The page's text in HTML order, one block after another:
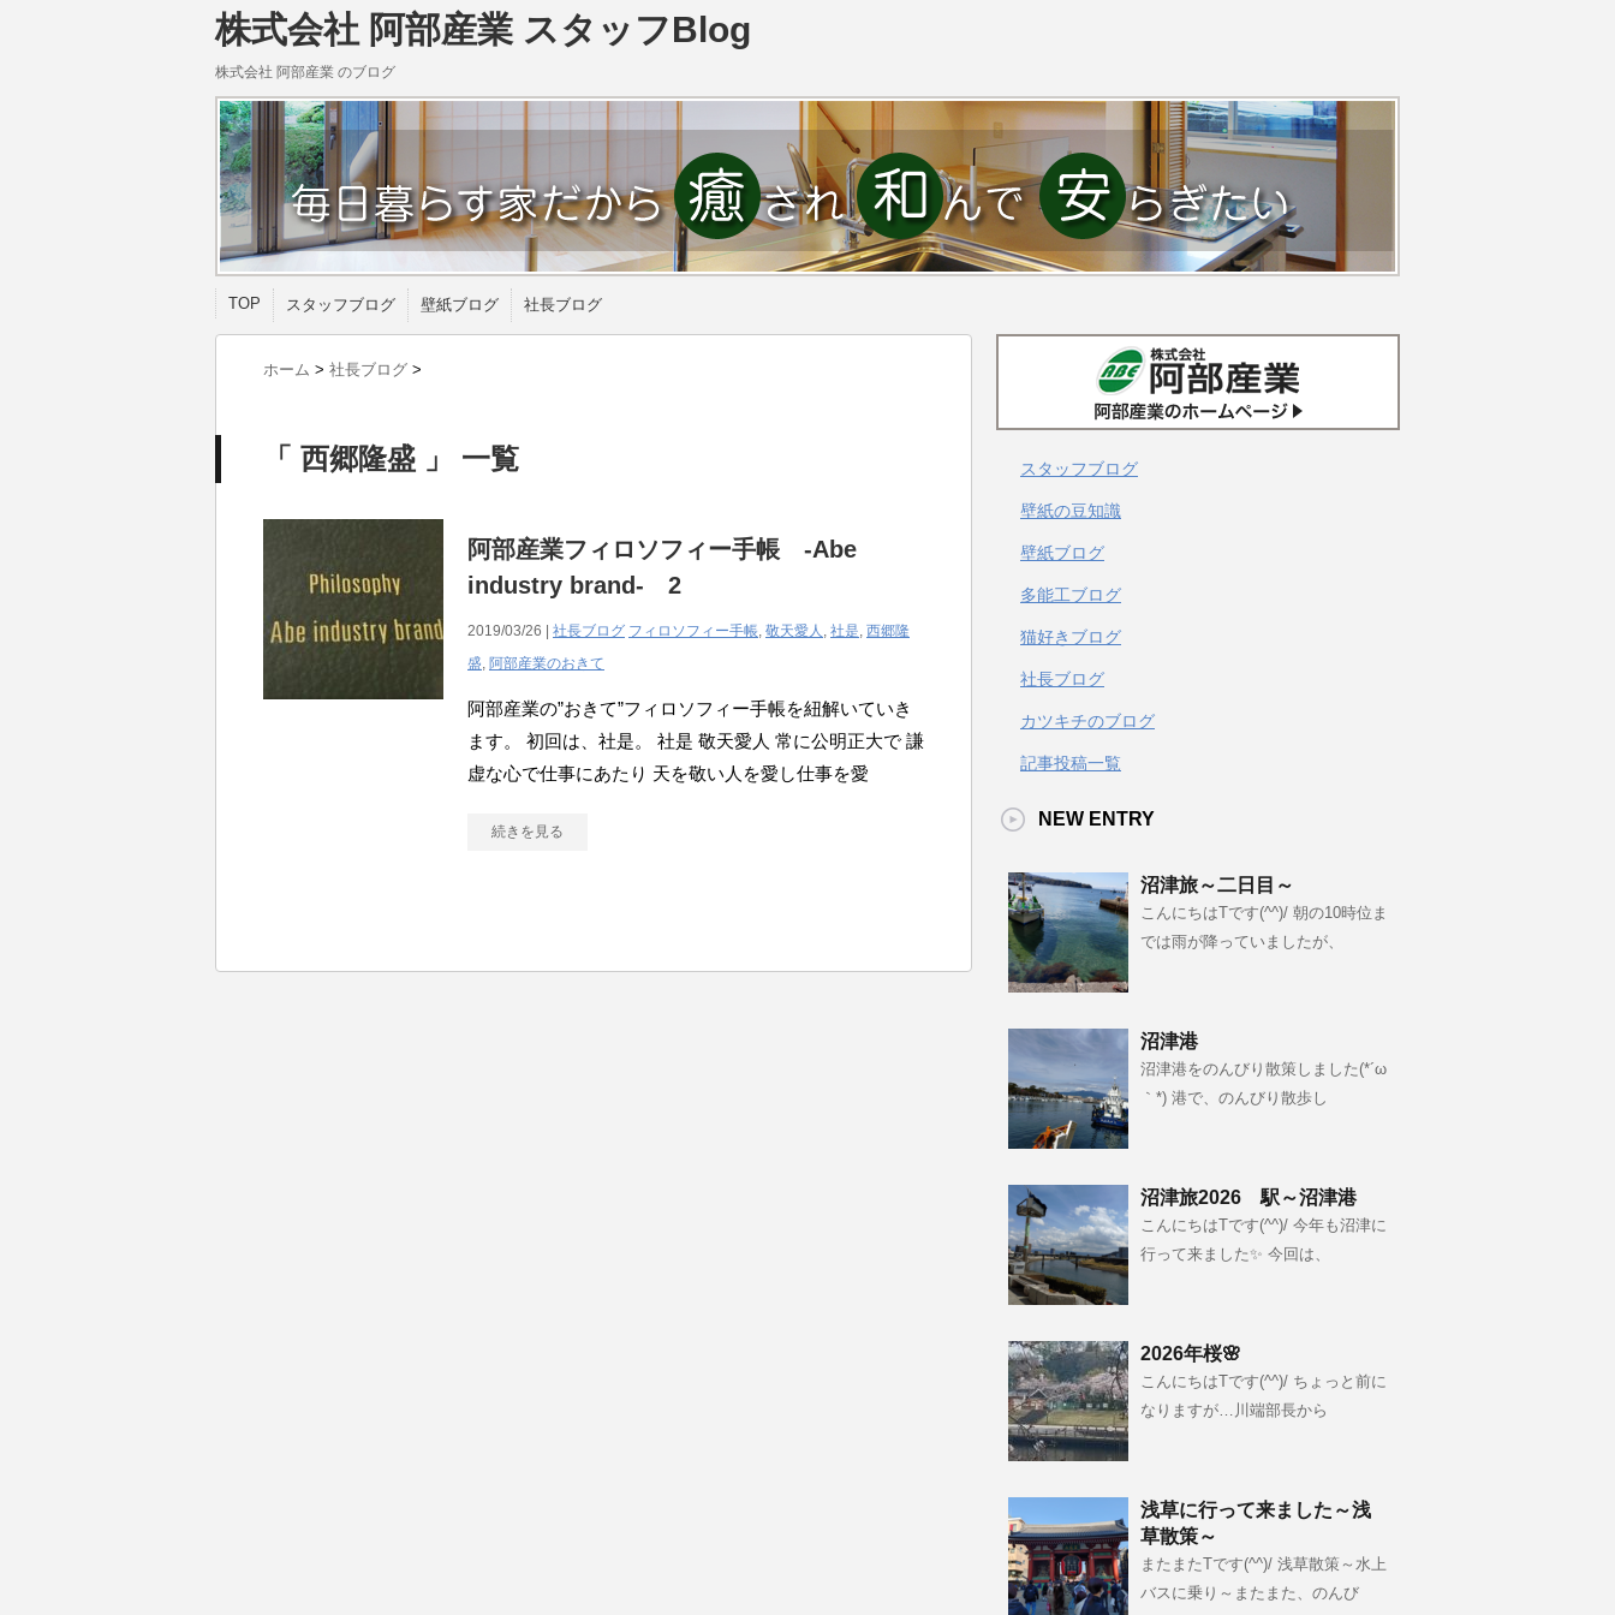
株式会社 阿部産業 スタッフBlog
株式会社 阿部産業 のブログ
TOP スタッフブログ 壁紙ブログ 社長ブログ
ホーム > 社長ブログ >
「 西郷隆盛 」 一覧
阿部産業フィロソフィー手帳 -Abe
industry brand- 2
2019/03/26 | 社長ブログ フィロソフィー手帳, 敬天愛人 , 社是, 西郷隆
盛, 阿部産業のおきて
阿部産業の”おきて”フィロソフィー手帳を紐解いていき
ます。 初回は、社是。 社是 敬天愛人 常に公明正大で 謙
虚な心で仕事にあたり 天を敬い人を愛し仕事を愛
続きを見る
スタッフブログ
壁紙の豆知識
壁紙ブログ
多能工ブログ
猫好きブログ
社長ブログ
カツキチのブログ
記事投稿一覧
NEW ENTRY
沼津旅～二日目～
こんにちはTです(^^)/ 朝の10時位ま
では雨が降っていましたが、
沼津港
沼津港をのんびり散策しました(*´ω
｀*) 港で、のんびり散歩し
沼津旅2026 駅～沼津港
こんにちはTです(^^)/ 今年も沼津に
行って来ました✨ 今回は、
2026年桜🌸
こんにちはTです(^^)/ ちょっと前に
なりますが…川端部長から
浅草に行って来ました～浅
草散策～
またまたTです(^^)/ 浅草散策～水上
バスに乗り～またまた、のんび